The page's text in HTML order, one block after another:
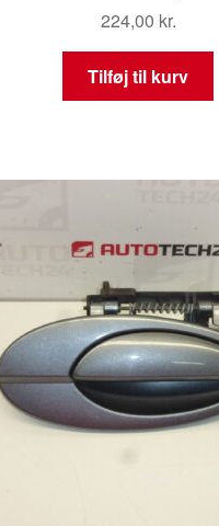
224,00 kr.
Tilføj til kurv